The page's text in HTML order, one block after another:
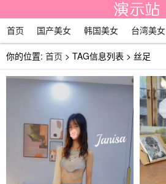
首页 国产美女 韩国美女 台湾美女
你的位置: 首页 > TAG信息列表 > 丝足